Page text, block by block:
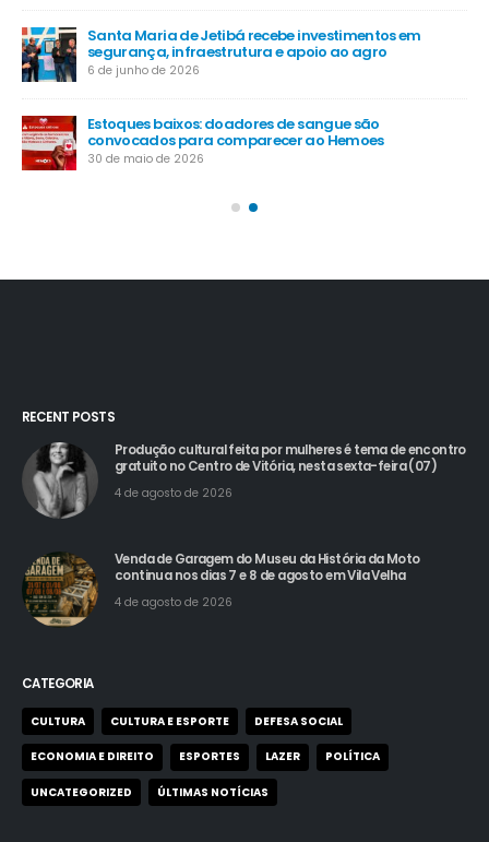
Santa Maria de Jetibá recebe investimentos em
segurança, infraestrutura e apoio ao agro
6 de junho de 2026
Estoques baixos: doadores de sangue são
convocados para comparecer ao Hemoes
30 de maio de 2026
RECENT POSTS
Produção cultural feita por mulheres é tema de encontro
gratuito no Centro de Vitória, nesta sexta-feira (07)
4 de agosto de 2026
Venda de Garagem do Museu da História da Moto
continua nos dias 7 e 8 de agosto em Vila Velha
4 de agosto de 2026
CATEGORIA
CULTURA CULTURA E ESPORTE DEFESA SOCIAL
ECONOMIA E DIREITO ESPORTES LAZER POLÍTICA
UNCATEGORIZED ÚLTIMAS NOTÍCIAS